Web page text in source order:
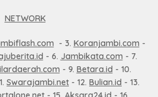
NETWORK
- 3. Koranjambi.com -
- 6. Jambikata.com - 7.
- 9. Betara.id - 10.
Swarajambi.net - 12. Bulian.id - 13.